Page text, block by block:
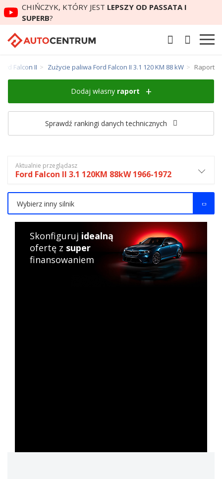
CHIŃCZYK, KTÓRY JEST LEPSZY OD PASSATA I
SUPERB?
Falcon II Zużycie paliwa Ford Falcon II 3.1 120 KM 88 kW Raport
Dodaj własny raport
Sprawdź rankingi danych technicznych
Aktualnie przeglądasz
Ford Falcon II 3.1 120KM 88kW 1966-1972
Wybierz inny silnik
Skonfiguruj idealną
ofertę z super
finansowaniem